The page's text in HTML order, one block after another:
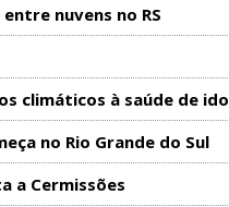
nuvens no RS
climáticos à saúde de
no Rio Grande do Sul
a Cermissões